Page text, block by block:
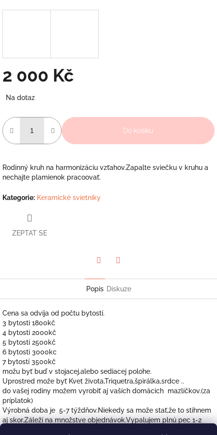
2 000 Kč
cena:
Na dotaz
Do košíku
Rodinný kruh na harmonizáciu vzťahov.Zapalte sviečku v kruhu a
nechajte plamienok pracoovať.
Kategorie: Keramické svietniky
ZEPTAT SE
Popis Diskuze
Cena sa odvíja od počtu bytostí.
3 bytosti 1800kč
4 bytosti 2000kč
5 bytostí 2500kč
6 bytostí 3000kc
7 bytostí 3500kč
možu byť buď v stojacej,alebo sediacej polohe.
Uprostred može byť Kvet života,Triquetra,špirálka,srdce ..
do vašej rodiny možem vyrobiť aj vaších domácich mazlíčkov.(za
príplatok)
Výrobná doba je 5-7 týždňov.Niekedy sa može stať,že to stihnem
aj skor.Záleží na množstve objednávok.Vypalujem plnú pec 1-2